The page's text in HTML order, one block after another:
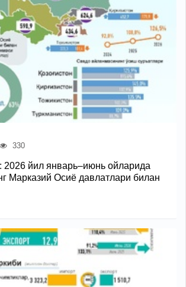
330
йил январь–июнь ойларида
Марказий Осиё давлатлари билан